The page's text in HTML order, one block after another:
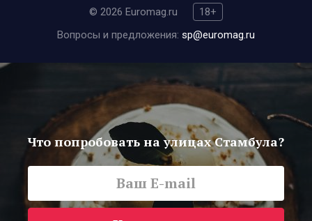
© 2026 Euromag.ru
18+
Вопросы и предложения: sp@euromag.ru
Что попробовать на улицах Стамбула?